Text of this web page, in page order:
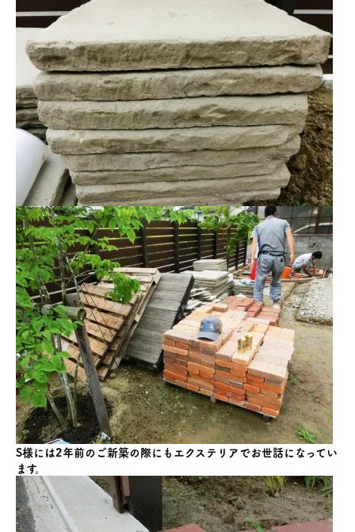
S様には2年前のご新築の際にもエクステリアでお世話になってい
ます。